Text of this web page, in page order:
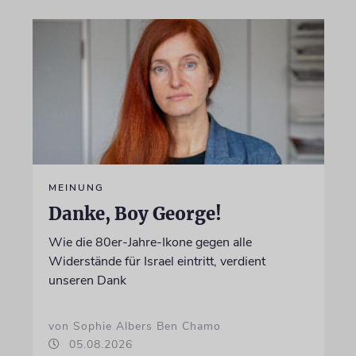
MEINUNG
Danke, Boy George!
Wie die 80er-Jahre-Ikone gegen alle
Widerstände für Israel eintritt, verdient
unseren Dank
von Sophie Albers Ben Chamo
05.08.2026